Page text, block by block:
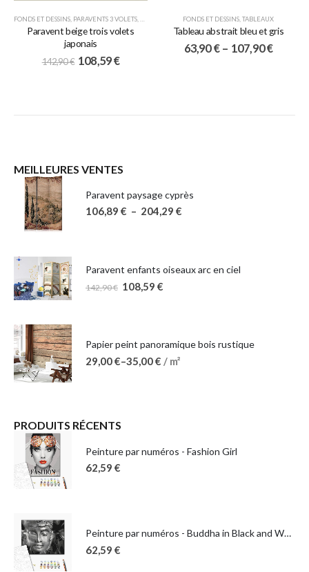
FONDS ET DESSINS PARAVENTS 3 VOLETS PARAVENTS JAPONAIS
Paravent beige trois volets
japonais
142,90€ 108,59€
FONDS ET DESSINS TABLEAUX
Tableau abstrait bleu et gris
63,90€ – 107,90€
MEILLEURES VENTES
Paravent paysage cyprès
106,89 € – 204,29 €
Paravent enfants oiseaux arc en ciel
142,90€ 108,59 €
Papier peint panoramique bois rustique
29,00€–35,00€ / m²
PRODUITS RÉCENTS
Peinture par numéros - Fashion Girl
62,59 €
Peinture par numéros - Buddha in Black and White
62,59 €